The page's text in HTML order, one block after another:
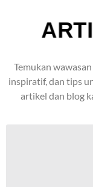
Temukan
inspiratif, dan tips
artikel dan blog